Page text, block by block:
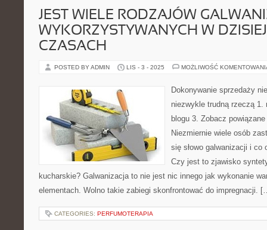
JEST WIELE RODZAJÓW
WYKORZYSTYWANYCH W
CZASACH
POSTED BY ADMIN LIS - 3 - 2025 MOŻLIWOŚĆ
Dokonywanie sprzedaży
niezwykle trudną rzeczą
blogu 3. Zobacz
Niezmiernie wiele osób
się słowo galwanizacji i co
Czy jest to zjawisko
kucharskie? Galwanizacja to nie jest nic innego jak wykonanie
elementach. Wolno takie zabiegi skonfrontować do impregnacji.
CATEGORIES: PERFUMOTERAPIA